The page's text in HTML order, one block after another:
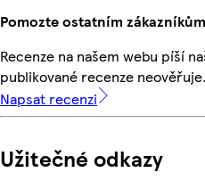
Pomozte ostatním zákazníkům
Recenze na našem webu píší
publikované recenze neověřuje.
Napsat recenzi
Užitečné odkazy